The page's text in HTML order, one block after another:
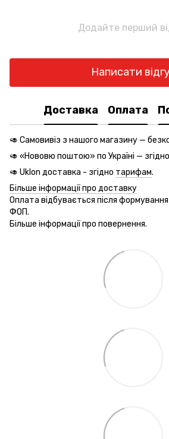
Додайте перший
Написати
Доставка Оплата
🥑 Самовивіз з нашого магазину —
🥑 «Нововю поштою» по Україні — згідно
🥑 Uklon доставка - згідно тарифам.
Більше інформації про доставку
Оплата відбувається після
ФОП.
Більше інформації про повернення.